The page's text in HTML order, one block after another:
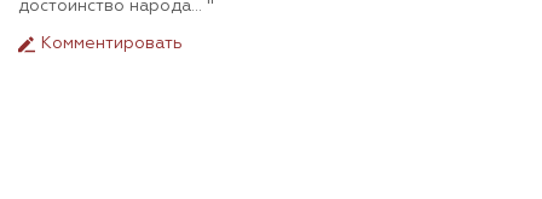
достоинство народа... "
Комментировать